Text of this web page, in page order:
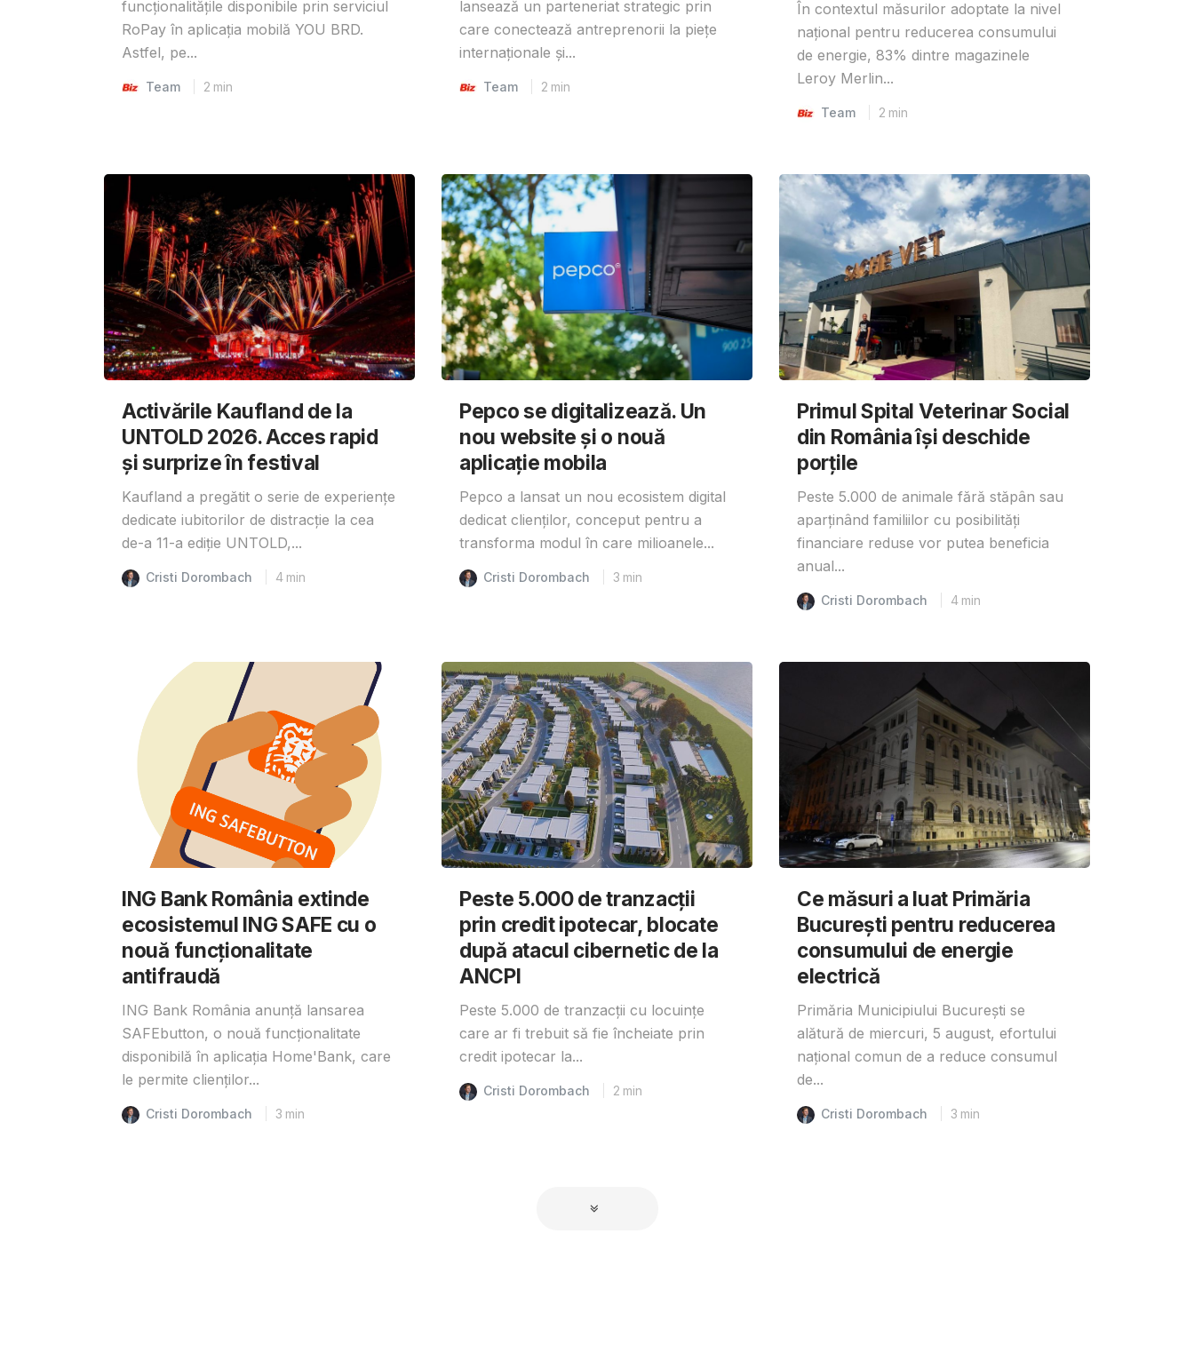
funcționalitățile disponibile prin serviciul
RoPay în aplicația mobilă YOU BRD.
Astfel, pe...
Team 2 min
lansează un parteneriat strategic prin
care conectează antreprenorii la piețe
internaționale și...
Team 2 min
În contextul măsurilor adoptate la nivel
național pentru reducerea consumului
de energie, 83% dintre magazinele
Leroy Merlin...
Team 2 min
Activările Kaufland de la
UNTOLD 2026. Acces rapid
și surprize în festival
Kaufland a pregătit o serie de experiențe
dedicate iubitorilor de distracție la cea
de-a 11-a ediție UNTOLD,...
Cristi Dorombach 4 min
Pepco se digitalizează. Un
nou website și o nouă
aplicație mobila
Pepco a lansat un nou ecosistem digital
dedicat clienților, conceput pentru a
transforma modul în care milioanele...
Cristi Dorombach 3 min
Primul Spital Veterinar Social
din România își deschide
porțile
Peste 5.000 de animale fără stăpân sau
aparținând familiilor cu posibilități
financiare reduse vor putea beneficia
anual...
Cristi Dorombach 4 min
ING Bank România extinde
ecosistemul ING SAFE cu o
nouă funcționalitate
antifraudă
ING Bank România anunță lansarea
SAFEbutton, o nouă funcționalitate
disponibilă în aplicația Home'Bank, care
le permite clienților...
Cristi Dorombach 3 min
Peste 5.000 de tranzacții
prin credit ipotecar, blocate
după atacul cibernetic de la
ANCPI
Peste 5.000 de tranzacții cu locuințe
care ar fi trebuit să fie încheiate prin
credit ipotecar la...
Cristi Dorombach 2 min
Ce măsuri a luat Primăria
București pentru reducerea
consumului de energie
electrică
Primăria Municipiului București se
alătură de miercuri, 5 august, efortului
național comun de a reduce consumul
de...
Cristi Dorombach 3 min